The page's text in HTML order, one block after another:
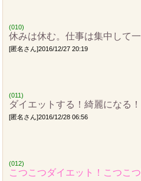
(010)
休みは休む。仕事は集中して
[匿名さん]2016/12/27 20:19
(011)
ダイエットする！綺麗になる！
[匿名さん]2016/12/28 06:56
(012)
こつこつダイエット！こつこつ